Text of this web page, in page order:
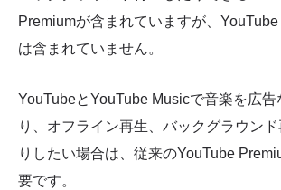
Premiumが含まれていますが、
は含まれていません。
YouTubeとYouTube Musicで音楽を広告
り、オフライン再生、バックグラウン
りしたい場合は、従来のYouTube
要です。